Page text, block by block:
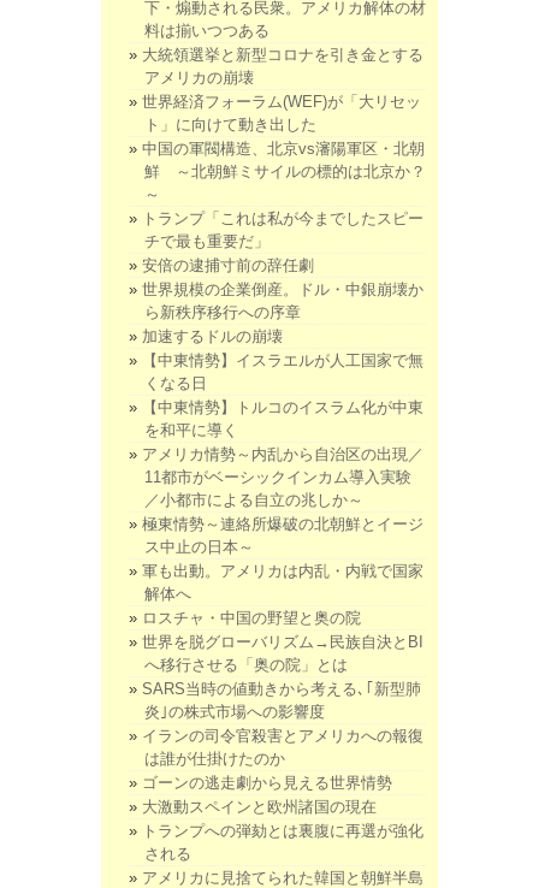
下・煽動される民衆。アメリカ解体の材
料は揃いつつある
大統領選挙と新型コロナを引き金とする
アメリカの崩壊
世界経済フォーラム(WEF)が「大リセッ
ト」に向けて動き出した
中国の軍閥構造、北京vs瀋陽軍区・北朝
鮮 ～北朝鮮ミサイルの標的は北京か？
～
トランプ「これは私が今までしたスピー
チで最も重要だ」
安倍の逮捕寸前の辞任劇
世界規模の企業倒産。ドル・中銀崩壊か
ら新秩序移行への序章
加速するドルの崩壊
【中東情勢】イスラエルが人工国家で無
くなる日
【中東情勢】トルコのイスラム化が中東
を和平に導く
アメリカ情勢～内乱から自治区の出現／
11都市がベーシックインカム導入実験
／小都市による自立の兆しか～
極東情勢～連絡所爆破の北朝鮮とイージ
ス中止の日本～
軍も出動。アメリカは内乱・内戦で国家
解体へ
ロスチャ・中国の野望と奥の院
世界を脱グローバリズム→民族自決とBI
へ移行させる「奥の院」とは
SARS当時の値動きから考える､｢新型肺
炎｣の株式市場への影響度
イランの司令官殺害とアメリカへの報復
は誰が仕掛けたのか
ゴーンの逃走劇から見える世界情勢
大激動スペインと欧州諸国の現在
トランプへの弾劾とは裏腹に再選が強化
される
アメリカに見捨てられた韓国と朝鮮半島